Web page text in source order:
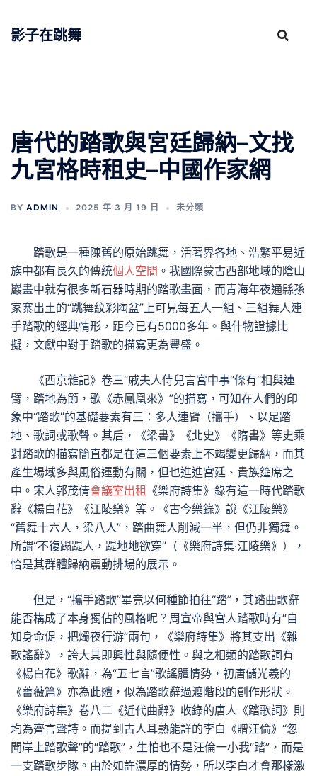
影子在跳舞
唐代的踏歌與宮廷歸納–文找
九宮格時租史–中國作家網
BY ADMIN 2025 年 3 月 19 日 未分類
踏歌是一種陳舊的原始跳舞，活著界各地、浩繁平易近
族中都有長久的傳統個人空間 。我國際蒙古西部地域的陰山
巖畫中就有很多新石器時期的踏歌畫面，而青海年夜通縣孫
家寨出土的“跳舞紋彩陶盆”上可見每五人一組、三組舞人連
手踏歌的經典情形，距今已有5000多年。與什物證據比
擬，文獻中對于踏歌的描寫更為豐盛。
《西京雜記》卷三“戚夫人侍兒言宮中事”條有“相與連
臂，踏地為節，歌《赤鳳凰來》”的描寫，可知在人們的印
象中“踏歌”的基礎要素有三：多人連臂（攜手）、以足踏
地、歌詞或歌聲。其后，《梁書》《北史》《隋書》等史乘
對踏歌的描寫簡直都是在這三個要素上不竭變更歸納，而其
產生場域多與風俗運動有關，但也進進宮廷、貴族筵席之
中。宋人郭茂倩會議室出租 《樂府詩集》錄有這一時代踏歌
辭《楊白花》《江陵樂》等。《古今樂錄》說《江陵樂》
“舊舞十六人，梁八人”，踏曲舞人削減一半，但仍非獨舞。
所謂“不復蹋踶人，踶地地欲穿”（《樂府詩集·江陵樂》），
恰是其群體歸納震動排場的展示。
但是，“攜手踏歌”畢竟以何種節拍往“踏”，其踏曲歌辭
能否構成了本身獨佔的風格呢？周宣帝與宮人踏歌時有“自
知身命促，把燭夜行游”兩句，《樂府詩集》將其支出《雜
歌謠辭》，誇大其即興性與隨便性。與之相類的踏歌詞有
《楊白花》歌辭，為“五七言”歌謠體情勢，初唐儲光羲的
《薔薇篇》亦為此體，似為踏歌辭過渡階段的創作形狀。
《樂府詩集》卷八二《近代曲辭》收錄的唐人《踏歌詞》則
均為齊言聲詩。而提到古人耳熟能詳的李白《贈汪倫》“忽
聞岸上踏歌聲”的“踏歌”，生怕也不是汪倫一小我“踏”，而是
一支踏歌步隊。由於如許濃厚的情勢，所以李白才會那樣激